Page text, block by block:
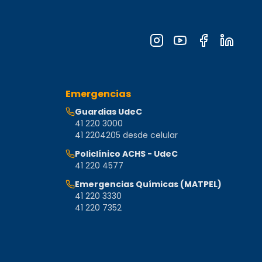
Emergencias
Guardias UdeC
41 220 3000
41 2204205 desde celular
Policlínico ACHS - UdeC
41 220 4577
Emergencias Químicas (MATPEL)
41 220 3330
41 220 7352